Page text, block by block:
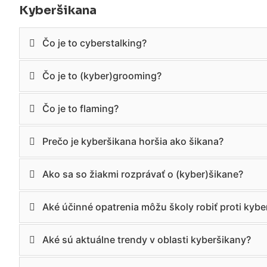
Kyberšikana
Čo je to cyberstalking?
Čo je to (kyber)grooming?
Čo je to flaming?
Prečo je kyberšikana horšia ako šikana?
Ako sa so žiakmi rozprávať o (kyber)šikane?
Aké účinné opatrenia môžu školy robiť proti
Aké sú aktuálne trendy v oblasti kyberšikany?